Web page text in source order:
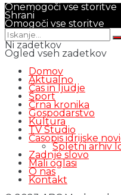
Onemogoči vse storitve
Shrani
Omogoči vse storitve
Ni zadetkov
Ogled vseh zadetkov
Domov
Aktualno
Čas in ljudje
Šport
Črna kronika
Gospodarstvo
Kultura
TV Studio
Časopis idrijske
Spletni arhiv
Zadnje slovo
Mali oglasi
O nas
Kontakt